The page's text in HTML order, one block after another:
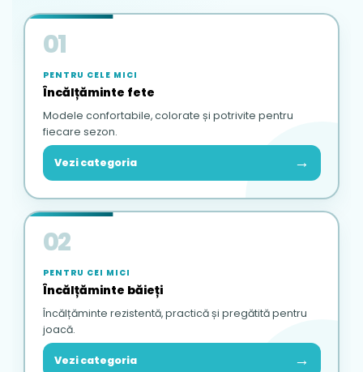
01
PENTRU CELE MICI
Încălțăminte fete
Modele confortabile, colorate și potrivite pentru
fiecare sezon.
Vezi categoria →
02
PENTRU CEI MICI
Încălțăminte băieți
Încălțăminte rezistentă, practică și pregătită pentru
joacă.
Vezi categoria →